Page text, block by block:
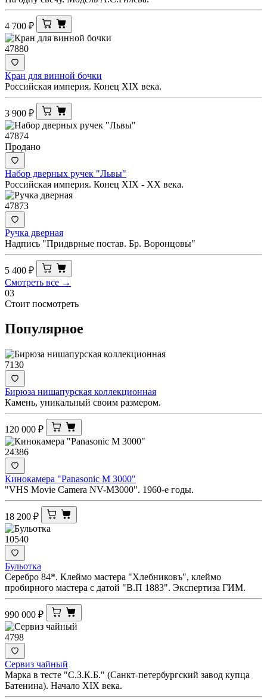
4 700 ₽
47880
Кран для винной бочки
Российская империя. Конец XIX века.
3 900 ₽
47874
Продано
Набор дверных ручек "Львы"
Российская империя. Конец XIX - ХХ века.
47873
Ручка дверная
Надпись "Придврные постав. Бр. Воронцовы"
5 400 ₽
Смотреть все →
03
Стоит посмотреть
Популярное
7130
Бирюза нишапурская коллекционная
Камень, уникальный своим размером.
120 000 ₽
24386
Кинокамера "Panasonic M 3000"
"VHS Movie Camera NV-M3000". 1960-е годы.
18 200 ₽
10540
Бульотка
Серебро 84*. Клеймо мастера "Хлебниковъ", клеймо
пробирного мастера с датой "В.П 1883". Экспертиза ГИМ.
990 000 ₽
4798
Сервиз чайный
Марка в тесте "С.З.К.Б." (Санкт-петербургский завод купца
Батенина). Начало XIX века.